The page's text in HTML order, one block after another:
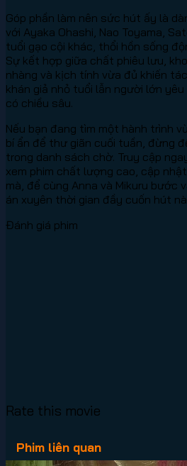
Góp phần làm nên sức hút ấy là
với Ayaka Ohashi, Nao Toyama,
tuổi gạo cội khác, thổi hồn sống
Sự kết hợp giữa chất phiêu lưu,
nhàng và kịch tính vừa đủ khiến
khán giả nhỏ tuổi lẫn người lớn
có chiều sâu.
Nếu bạn đang tìm một hành trình
bí ẩn để thư giãn cuối tuần, đừng
trong danh sách chờ. Truy cập
xem phim chất lượng cao, cập
mà, để cùng Anna và Mikuru bước
án xuyên thời gian đầy cuốn hút
Đánh giá phim
Rate this movie
Phim liên quan